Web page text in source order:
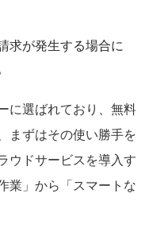
求が発生する場合に
に選ばれており、無料
まずはその使い勝手を
ウドサービスを導入す
業」から「スマートな